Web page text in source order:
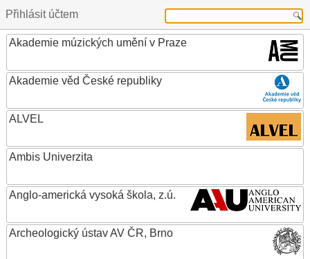
Přihlásit účtem
Akademie múzických umění v Praze
Akademie věd České republiky
ALVEL
Ambis Univerzita
Anglo-americká vysoká škola, z.ú.
Archeologický ústav AV ČR, Brno